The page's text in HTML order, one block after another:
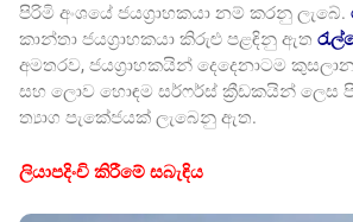
පිරිමි අංශයේ ජයග්‍රාහකයා නම් කරනු ලැබේ.
කාන්තා ජයග්‍රාහකයා කිරුළු පළඳිනු ඇත
අමතරව, ජයග්‍රාහකයින් දෙදෙනාටම
සහ ලොව හොඳම සර්ෆර්ස් ක්‍රීඩකයින් ලෙස
ත්‍යාග පැකේජයක් ලැබෙනු ඇත.
ලියාපදිංචි කිරීමේ සබැඳිය